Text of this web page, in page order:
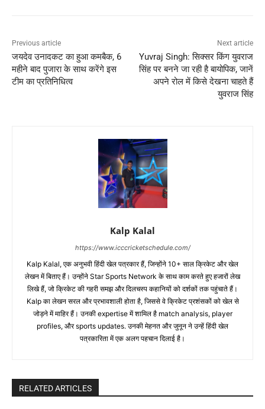
Previous article
जयदेव उनादकट का हुआ कमबैक, 6
महीने बाद पुजारा के साथ करेंगे इस
टीम का प्रतिनिधित्व
Next article
Yuvraj Singh: सिक्सर किंग युवराज
सिंह पर बनने जा रही है बायोपिक, जानें
अपने रोल में किसे देखना चाहते हैं
युवराज सिंह
Kalp Kalal
https://www.icccricketschedule.com/
Kalp Kalal, एक अनुभवी हिंदी खेल पत्रकार हैं, जिन्होंने 10+ साल क्रिकेट और खेल
लेखन में बिताए हैं। उन्होंने Star Sports Network के साथ काम करते हुए हजारों लेख
लिखे हैं, जो क्रिकेट की गहरी समझ और दिलचस्प कहानियों को दर्शकों तक पहुंचाते हैं।
Kalp का लेखन सरल और प्रभावशाली होता है, जिससे वे क्रिकेट प्रशंसकों को खेल से
जोड़ने में माहिर हैं। उनकी expertise में शामिल है match analysis, player
profiles, और sports updates. उनकी मेहनत और जुनून ने उन्हें हिंदी खेल
पत्रकारिता में एक अलग पहचान दिलाई है।
RELATED ARTICLES